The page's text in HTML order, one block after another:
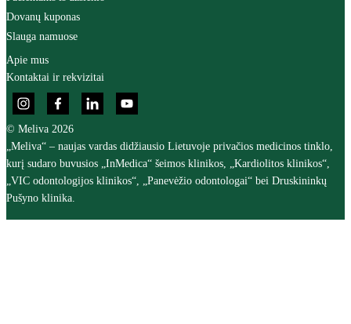
Dovanų kuponas
Slauga namuose
Apie mus
Kontaktai ir rekvizitai
© Meliva 2026
„Meliva“ – naujas vardas didžiausio Lietuvoje privačios medicinos tinklo,
kurį sudaro buvusios „InMedica“ šeimos klinikos, „Kardiolitos klinikos“,
„VIC odontologijos klinikos“, „Panevėžio odontologai“ bei Druskininkų
Pušyno klinika.